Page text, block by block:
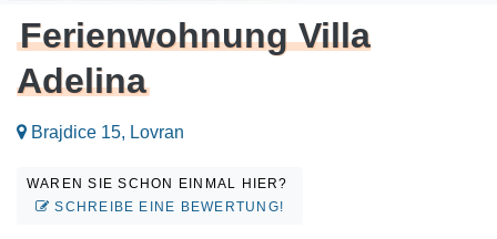
Ferienwohnung Villa
Adelina
Brajdice 15, Lovran
WAREN SIE SCHON EINMAL HIER?
SCHREIBE EINE BEWERTUNG!